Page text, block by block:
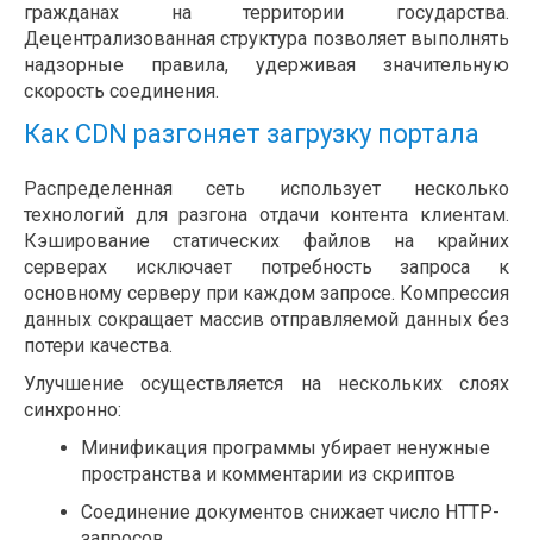
гражданах на территории государства.
Децентрализованная структура позволяет выполнять
надзорные правила, удерживая значительную
скорость соединения.
Как CDN разгоняет загрузку портала
Распределенная сеть использует несколько
технологий для разгона отдачи контента клиентам.
Кэширование статических файлов на крайних
серверах исключает потребность запроса к
основному серверу при каждом запросе. Компрессия
данных сокращает массив отправляемой данных без
потери качества.
Улучшение осуществляется на нескольких слоях
синхронно:
Минификация программы убирает ненужные
пространства и комментарии из скриптов
Соединение документов снижает число HTTP-